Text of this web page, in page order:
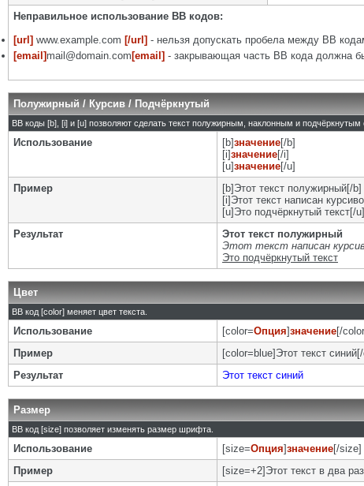
Неправильное использование BB кодов:
[url] www.example.com [/url] - нельзя допускать пробела между BB
[email] mail@domain.com [email] - закрывающая часть BB кода должна
Полужирный / Курсив / Подчёркнутый
BB коды [b], [i] и [u] позволяют сделать текст полужирным, наклонным и подчёркнутым
Использование [b]значение[/b]
[i]значение[/i]
[u]значение[/u]
Пример
[b]Этот текст полужирный[/b]
[i]Этот текст написан
[u]Это подчёркнутый текст[/u]
Результат
Этот текст полужирный
Этот текст написан
Это подчёркнутый текст
Цвет
BB код [color] меняет цвет текста.
Использование [color=Опция]значение[/
Пример
[color=blue]Этот текст
Результат
Этот текст синий
Размер
BB код [size] позволяет изменять размер шрифта.
Использование [size=Опция]значение[/size]
Пример
[size=+2]Этот текст в два